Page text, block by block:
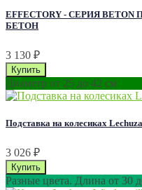
EFFECTORY - СЕРИЯ
БЕТОН
3 130 ₽
Диаметр от 25 до 42 см
Подставка на колесиках Lechuza
3 026 ₽
Разные цвета. Длина от 30